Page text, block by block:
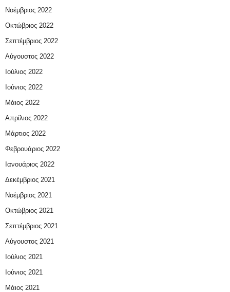
Νοέμβριος 2022
Οκτώβριος 2022
Σεπτέμβριος 2022
Αύγουστος 2022
Ιούλιος 2022
Ιούνιος 2022
Μάιος 2022
Απρίλιος 2022
Μάρτιος 2022
Φεβρουάριος 2022
Ιανουάριος 2022
Δεκέμβριος 2021
Νοέμβριος 2021
Οκτώβριος 2021
Σεπτέμβριος 2021
Αύγουστος 2021
Ιούλιος 2021
Ιούνιος 2021
Μάιος 2021